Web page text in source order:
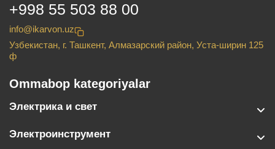
+998 55 503 88 00
info@ikarvon.uz
Узбекистан, г. Ташкент, Алмазарский район, Уста-ширин 125
ф
Ommabop kategoriyalar
Электрика и свет
Электроинструмент